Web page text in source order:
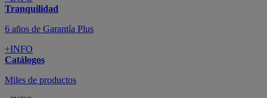
Todo en tu móvil
+INFO
Suscríbete
Cupón de dto. de 10€
+INFO